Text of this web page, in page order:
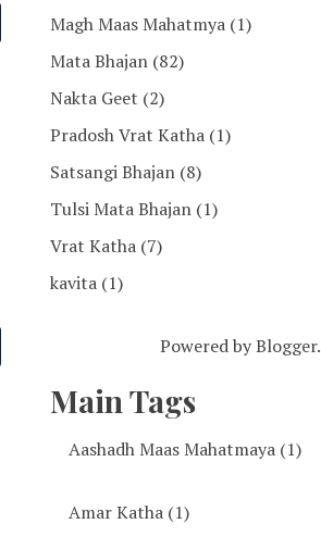
Magh Maas Mahatmya (1)
Mata Bhajan (82)
Nakta Geet (2)
Pradosh Vrat Katha (1)
Satsangi Bhajan (8)
Tulsi Mata Bhajan (1)
Vrat Katha (7)
kavita (1)
Powered byBlogger.
Main Tags
Aashadh Maas Mahatmaya (1)
Amar Katha (1)